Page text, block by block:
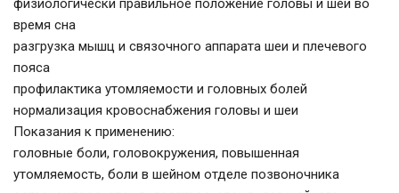
физиологически правильное положение головы и шеи во
время сна
разгрузка мышц и связочного аппарата шеи и плечевого
пояса
профилактика утомляемости и головных болей
нормализация кровоснабжения головы и шеи
Показания к применению:
головные боли, головокружения, повышенная
утомляемость, боли в шейном отделе позвоночника